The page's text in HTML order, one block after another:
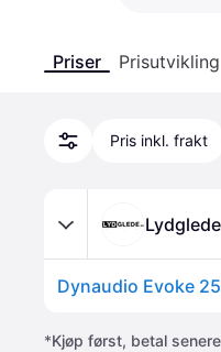
Priser Prisutvikling
Pris inkl. frakt
Lydglede
Dynaudio Evoke
*Kjøp først, betal senere